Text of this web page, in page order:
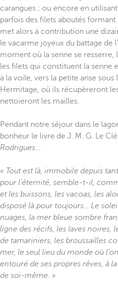
carangues ; ou encore en
parfois des filets aboutés formant
met alors à contribution une
le vacarme joyeux du battage de
moment où la senne se resserre,
les filets qui constituent la senne
à la voile, vers la petite anse sous
Hermitage, où ils récupèreront
nettoieront les mailles.
Pendant notre séjour dans le
bonheur le livre de J. M. G. Le
Rodrigues…
« Tout est là, immobile depuis
pour l’éternité, semble-t-il,
et les buissons, les vacoas, les
disposé là pour toujours… Le
nuages, la mer bleue sombre
ligne des récifs, les laves noires,
de tamariniers, les broussailles
mer, le seul lieu du monde où
entouré de ses propres rêves, à
de soi-même. »